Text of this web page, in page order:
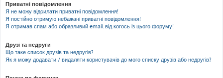
Приватні повідомлення
Я не можу відсилати приватні повідомлення!
Я постійно отримую небажані приватні повідомлення!
Я отримав спам або образливий email від когось із цього форуму!
Друзі та недруги
Що таке список друзів та недругів?
Як я можу додавати / видаляти користувачів до мого списку друзів або недругів?